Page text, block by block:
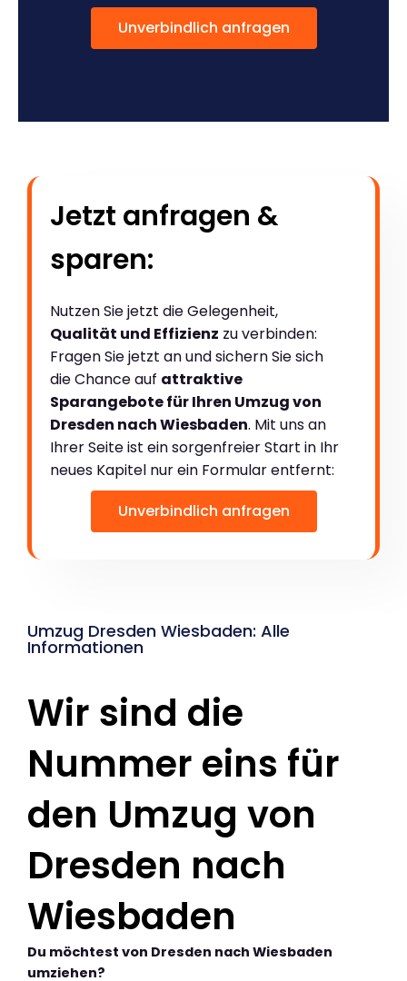
Unverbindlich anfragen
Jetzt anfragen &
sparen:
Nutzen Sie jetzt die Gelegenheit,
Qualität und Effizienz zu verbinden:
Fragen Sie jetzt an und sichern Sie sich
die Chance auf attraktive
Sparangebote für Ihren Umzug von
Dresden nach Wiesbaden. Mit uns an
Ihrer Seite ist ein sorgenfreier Start in Ihr
neues Kapitel nur ein Formular entfernt:
Unverbindlich anfragen
Umzug Dresden Wiesbaden: Alle
Informationen
Wir sind die
Nummer eins für
den Umzug von
Dresden nach
Wiesbaden
Du möchtest von Dresden nach Wiesbaden
umziehen?